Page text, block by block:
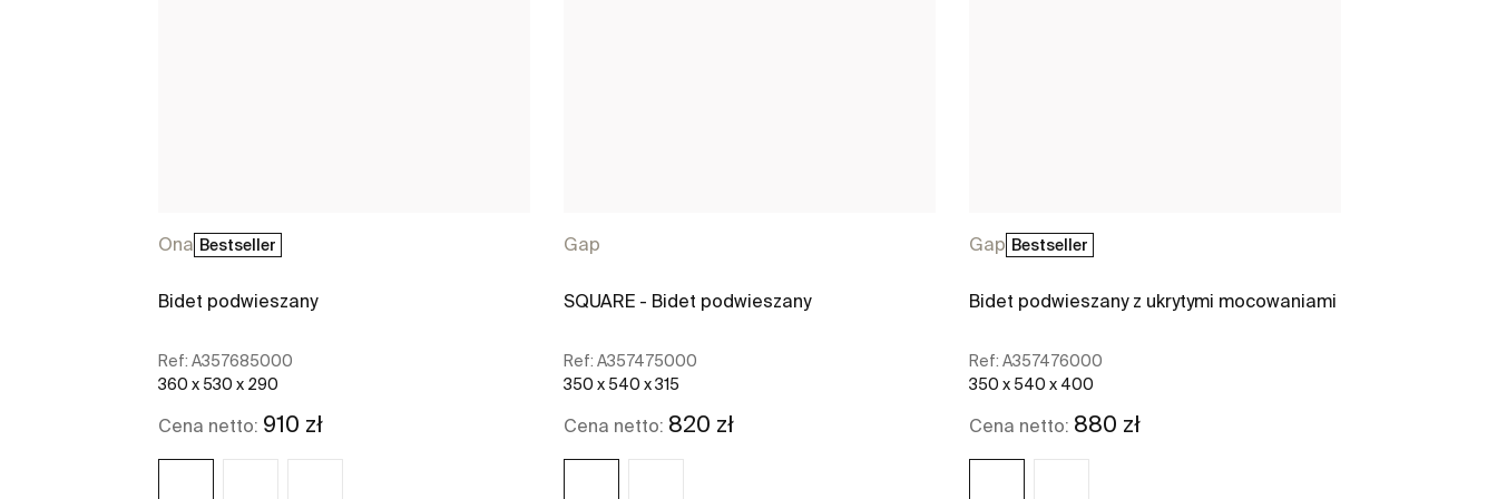
Ona Bestseller
Bidet podwieszany
Ref: A357685000
360 x 530 x 290
Cena netto: 910 zł
Gap
SQUARE - Bidet podwieszany
Ref: A357475000
350 x 540 x 315
Cena netto: 820 zł
Gap Bestseller
Bidet podwieszany z ukrytymi mocowaniami
Ref: A357476000
350 x 540 x 400
Cena netto: 880 zł